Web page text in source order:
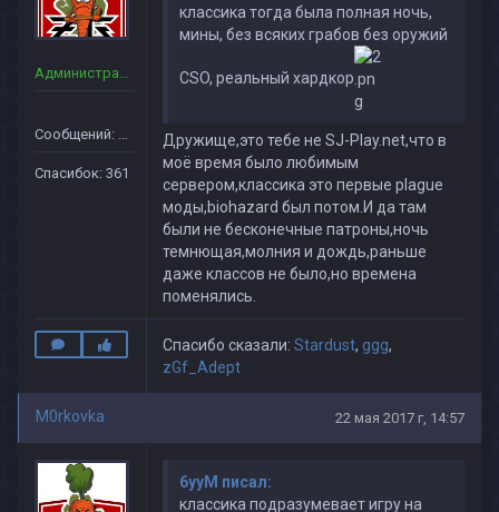
Администраторы
Сообщений: 160
Спасибок: 361
классика тогда была полная ночь,
мины, без всяких грабов без оружий
CSO, реальный хардкор
Дружище,это тебе не SJ-Play.net,что в
моё время было любимым
сервером,классика это первые plague
моды,biohazard был потом.И да там
были не бесконечные патроны,ночь
темнющая,молния и дождь,раньше
даже классов не было,но времена
поменялись.
Спасибо сказали: Stardust, ggg,
zGf_Adept
M0rkovka 22 мая 2017 г, 14:57
6yyM писал:
классика подразумевает игру на